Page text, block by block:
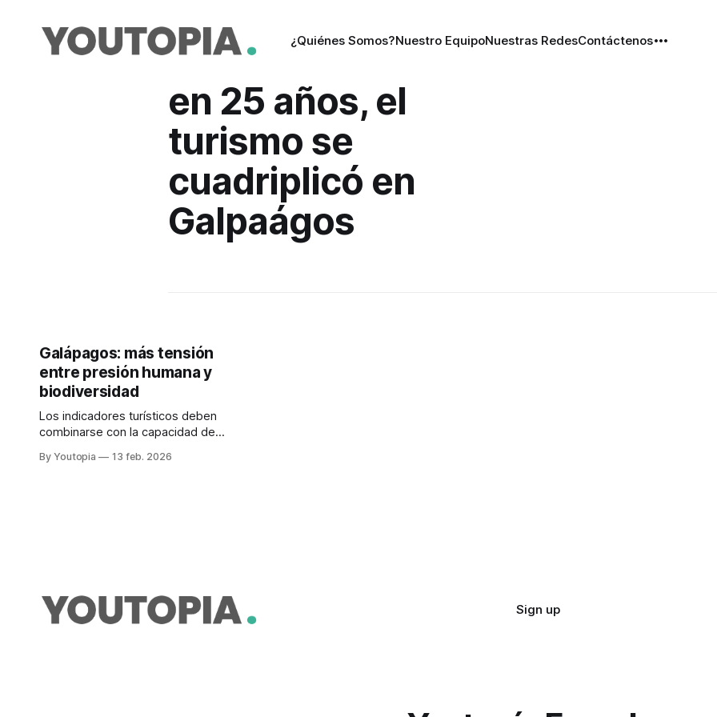
¿Quiénes Somos?Nuestro EquipoNuestras RedesContáctenos
en 25 años, el
turismo se
cuadriplicó en
Galpaágos
Galápagos: más tensión
entre presión humana y
biodiversidad
Los indicadores turísticos deben
combinarse con la capacidad de
protección de la biodiversidad. El
By Youtopia 13 feb. 2026
Sign up